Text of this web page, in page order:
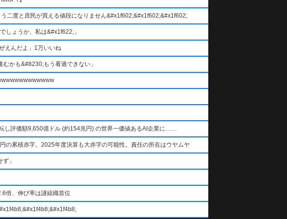
二度と庶民が買える値段になりません&#x1f602;&#x1f602;&#x1f602;
しょうか、私は&#x1f622;」
えんだよ」1万いいね
かも&#8230;もう看過できない」
し評価額9,650億ドル (約154兆円) の世界一価値あるAI企業に……
の累積赤字。2025年度決算も大赤字の可能性。責任の所在はウヤムヤ
」
倍、伸び率は謎組織首位